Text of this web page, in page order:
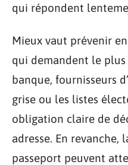
qui répondent
Mieux vaut prévenir
qui demandent le plus
banque, fournisseurs
grise ou les listes
obligation claire de
adresse. En revanche,
passeport peuvent